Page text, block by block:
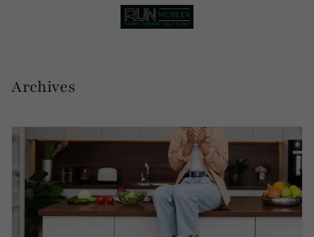
Archives